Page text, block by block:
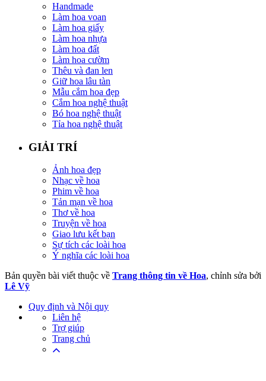
Handmade
Làm hoa voan
Làm hoa giấy
Làm hoa nhựa
Làm hoa đất
Làm hoa cườm
Thêu và đan len
Giữ hoa lâu tàn
Mẫu cắm hoa đẹp
Cắm hoa nghệ thuật
Bó hoa nghệ thuật
Tỉa hoa nghệ thuật
GIẢI TRÍ
Ảnh hoa đẹp
Nhạc về hoa
Phim về hoa
Tản mạn về hoa
Thơ về hoa
Truyện về hoa
Giao lưu kết bạn
Sự tích các loài hoa
Ý nghĩa các loài hoa
Bản quyền bài viết thuộc về Trang thông tin về Hoa, chỉnh sửa bởi
Lê Vỹ
Quy định và Nội quy
Liên hệ
Trợ giúp
Trang chủ